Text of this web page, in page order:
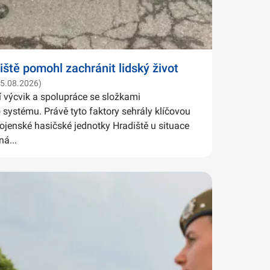
pomohl zachránit lidský život
a spolupráce se složkami
Právě tyto faktory sehrály klíčovou
hasičské jednotky Hradiště u situace